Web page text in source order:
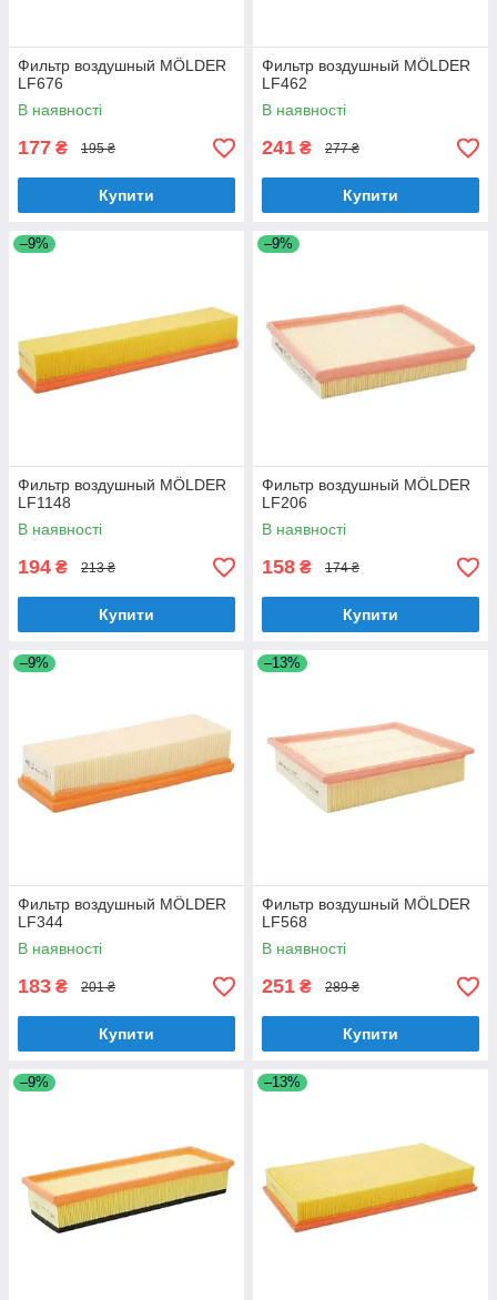
Фильтр воздушный MÖLDER
LF676
В наявності
177 ₴ 195 ₴
Купити
Фильтр воздушный MÖLDER
LF462
В наявності
241 ₴ 277 ₴
Купити
–9%
Фильтр воздушный MÖLDER
LF1148
В наявності
194 ₴ 213 ₴
Купити
–9%
Фильтр воздушный MÖLDER
LF206
В наявності
158 ₴ 174 ₴
Купити
–9%
Фильтр воздушный MÖLDER
LF344
В наявності
183 ₴ 201 ₴
Купити
–13%
Фильтр воздушный MÖLDER
LF568
В наявності
251 ₴ 289 ₴
Купити
–9% –13%